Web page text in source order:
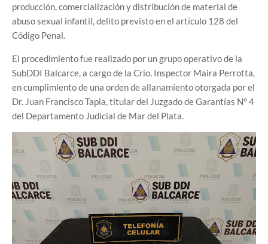
producción, comercialización y distribución de material de
abuso sexual infantil, delito previsto en el artículo 128 del
Código Penal.
El procedimiento fue realizado por un grupo operativo de la
SubDDI Balcarce, a cargo de la Crio. Inspector Maira Perrotta,
en cumplimiento de una orden de allanamiento otorgada por el
Dr. Juan Francisco Tapia, titular del Juzgado de Garantías Nº 4
del Departamento Judicial de Mar del Plata.